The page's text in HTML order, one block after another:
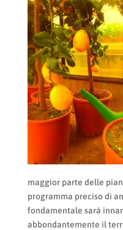
maggior parte delle
programma preciso di
fondamentale sarà
abbondantemente il